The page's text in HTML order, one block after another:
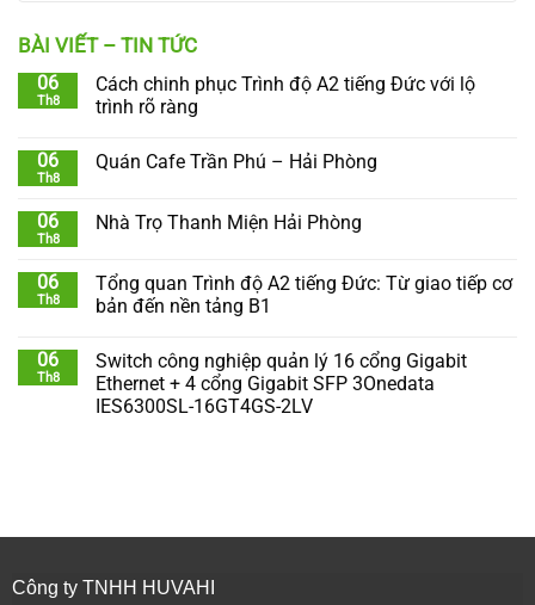
BÀI VIẾT – TIN TỨC
06
Th8
Cách chinh phục Trình độ A2 tiếng Đức với lộ
trình rõ ràng
06
Th8
Quán Cafe Trần Phú – Hải Phòng
06
Th8
Nhà Trọ Thanh Miện Hải Phòng
06
Th8
Tổng quan Trình độ A2 tiếng Đức: Từ giao tiếp cơ
bản đến nền tảng B1
06
Th8
Switch công nghiệp quản lý 16 cổng Gigabit
Ethernet + 4 cổng Gigabit SFP 3Onedata
IES6300SL-16GT4GS-2LV
Công ty TNHH HUVAHI